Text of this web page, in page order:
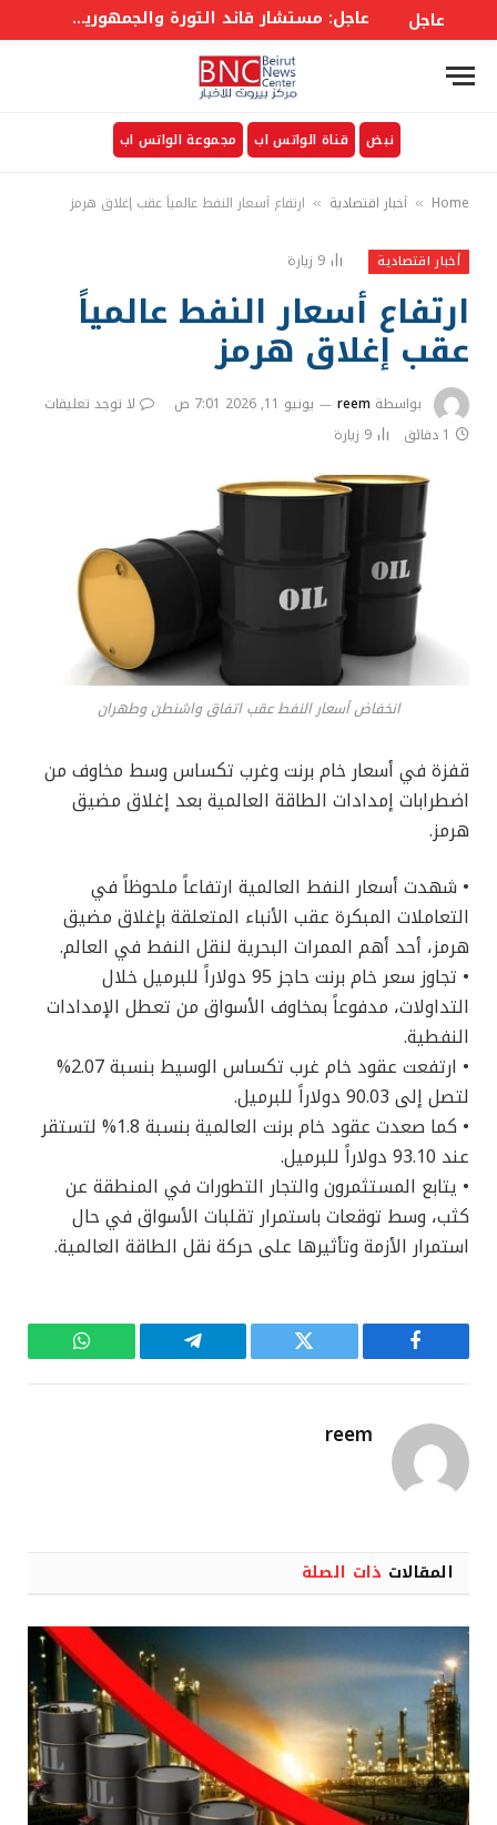
عاجل عاجل: مستشار قائد الثورة والجمهورية للشؤون السياسية والدولية على أكبر ولايتي: التطورات الأخيرة تحققت بفضل صمود القوات المسلحة والشعب الإيراني وشجاعة جبهة المقاومة
نبض قناة الواتس اب مجموعة الواتس اب
Home
» أخبار اقتصادية » ارتفاع أسعار النفط عالمياً عقب إغلاق هرمز
أخبار اقتصادية 9 زيارة
ارتفاع أسعار النفط عالمياً
عقب إغلاق هرمز
بواسطة reem يونيو 11, 2026 7:01 ص
لا توجد تعليقات
1 دقائق
9 زيارة
انخفاض أسعار النفط عقب اتفاق واشنطن وطهران
قفزة في أسعار خام برنت وغرب تكساس وسط مخاوف من
اضطرابات إمدادات الطاقة العالمية بعد إغلاق مضيق
هرمز.
• شهدت أسعار النفط العالمية ارتفاعاً ملحوظاً في
التعاملات المبكرة عقب الأنباء المتعلقة بإغلاق مضيق
هرمز، أحد أهم الممرات البحرية لنقل النفط في العالم.
• تجاوز سعر خام برنت حاجز 95 دولاراً للبرميل خلال
التداولات، مدفوعاً بمخاوف الأسواق من تعطل الإمدادات
النفطية.
• ارتفعت عقود خام غرب تكساس الوسيط بنسبة 2.07%
لتصل إلى 90.03 دولاراً للبرميل.
• كما صعدت عقود خام برنت العالمية بنسبة 1.8% لتستقر
عند 93.10 دولاراً للبرميل.
• يتابع المستثمرون والتجار التطورات في المنطقة عن
كثب، وسط توقعات باستمرار تقلبات الأسواق في حال
استمرار الأزمة وتأثيرها على حركة نقل الطاقة العالمية.
فيسبوك تويتر تيلقرام واتساب
reem
المقالات ذات الصلة